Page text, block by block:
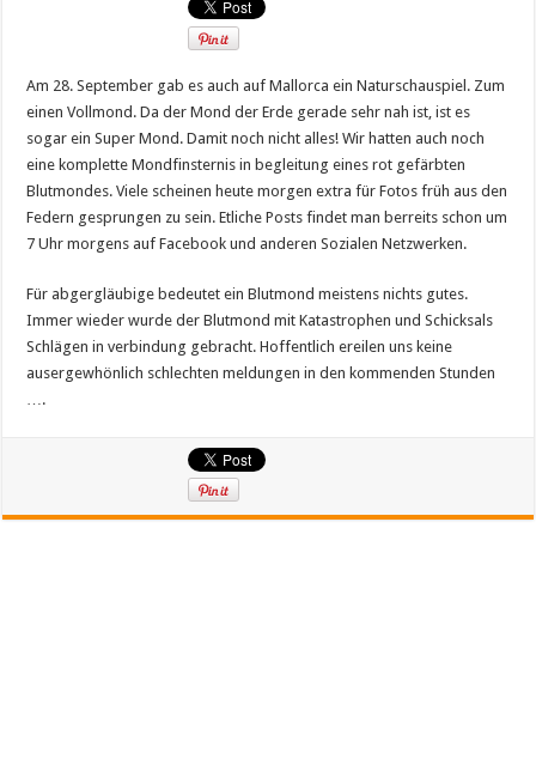
Am 28. September gab es auch auf Mallorca ein Naturschauspiel. Zum
einen Vollmond. Da der Mond der Erde gerade sehr nah ist, ist es
sogar ein Super Mond. Damit noch nicht alles! Wir hatten auch noch
eine komplette Mondfinsternis in begleitung eines rot gefärbten
Blutmondes. Viele scheinen heute morgen extra für Fotos früh aus den
Federn gesprungen zu sein. Etliche Posts findet man berreits schon um
7 Uhr morgens auf Facebook und anderen Sozialen Netzwerken.
Für abgergläubige bedeutet ein Blutmond meistens nichts gutes.
Immer wieder wurde der Blutmond mit Katastrophen und Schicksals
Schlägen in verbindung gebracht. Hoffentlich ereilen uns keine
ausergewhönlich schlechten meldungen in den kommenden Stunden
….